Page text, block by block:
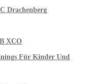
Drachenberg
XCO
Für Kinder Und